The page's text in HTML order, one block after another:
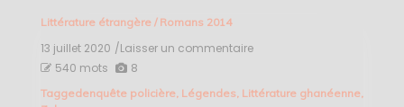
Littérature étrangère/ Romans 2014
13 juillet 2020 /Laisser un commentaireon
part
540 mots 8
Taggedenquête policière, Légendes, Littérature ghanéenne,